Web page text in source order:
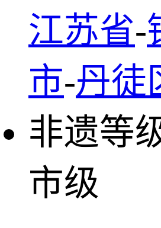
江苏省-
市-丹徒
非遗等
市级